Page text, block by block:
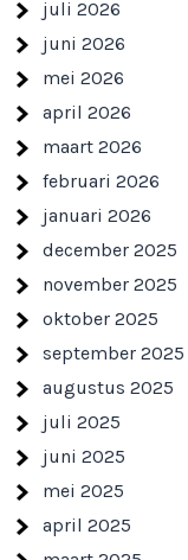
juli 2026
juni 2026
mei 2026
april 2026
maart 2026
februari 2026
januari 2026
december 2025
november 2025
oktober 2025
september 2025
augustus 2025
juli 2025
juni 2025
mei 2025
april 2025